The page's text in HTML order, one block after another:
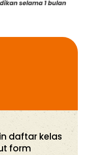
daftar kelas
form